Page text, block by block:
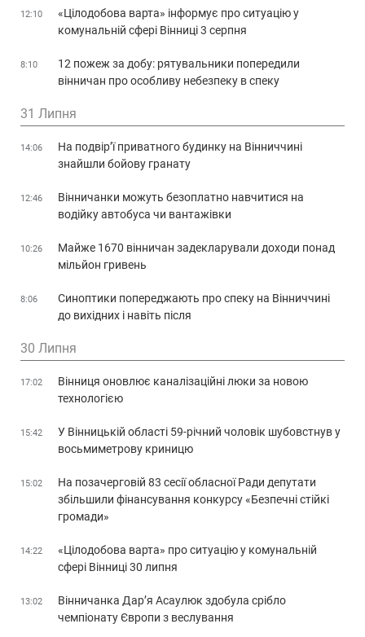
12:10
«Цілодобова варта» інформує про ситуацію у
комунальній сфері Вінниці 3 серпня
8:10
12 пожеж за добу: рятувальники попередили
вінничан про особливу небезпеку в спеку
31 Липня
14:06
На подвір’ї приватного будинку на Вінниччині
знайшли бойову гранату
12:46
Вінничанки можуть безоплатно навчитися на
водійку автобуса чи вантажівки
10:26
Майже 1670 вінничан задекларували доходи понад
мільйон гривень
8:06
Синоптики попереджають про спеку на Вінниччині
до вихідних і навіть після
30 Липня
17:02
Вінниця оновлює каналізаційні люки за новою
технологією
15:42
У Вінницькій області 59-річний чоловік шубовстнув у
восьмиметрову криницю
15:02
На позачерговій 83 сесії обласної Ради депутати
збільшили фінансування конкурсу «Безпечні стійкі
громади»
14:22
«Цілодобова варта» про ситуацію у комунальній
сфері Вінниці 30 липня
13:02
Вінничанка Дар’я Асаулюк здобула срібло
чемпіонату Європи з веслування